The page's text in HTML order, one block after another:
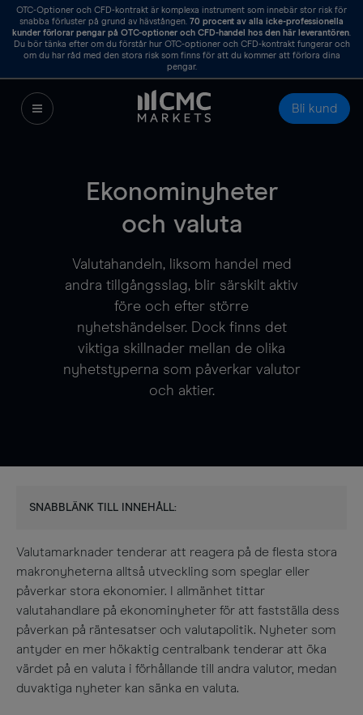
OTC-Optioner och CFD-kontrakt är komplexa instrument som innebär stor risk för
snabba förluster på grund av hävstången. 70 procent av alla icke-professionella
kunder förlorar pengar på OTC-optioner och CFD-handel hos den här leverantören
Du bör tänka efter om du förstår hur OTC-optioner och CFD-kontrakt fungerar och
om du har råd med den stora risk som finns för att du kommer att förlora dina
pengar.
Bli kund
Ekonominyheter
och valuta
Valutahandeln, liksom handel med
andra tillgångsslag, blir särskilt aktiv
före och efter större
nyhetshändelser. Dock finns det
viktiga skillnader mellan de olika
nyhetstyperna som påverkar valutor
och aktier.
SNABBLÄNK TILL INNEHÅLL:
Valutamarknader tenderar att reagera på de flesta stora
makronyheterna alltså utveckling som speglar eller
påverkar stora ekonomier. I allmänhet tittar
valutahandlare på ekonominyheter för att fastställa dess
påverkan på räntesatser och valutapolitik. Nyheter som
antyder en mer hökaktig centralbank tenderar att öka
värdet på en valuta i förhållande till andra valutor, medan
duvaktiga nyheter kan sänka en valuta.